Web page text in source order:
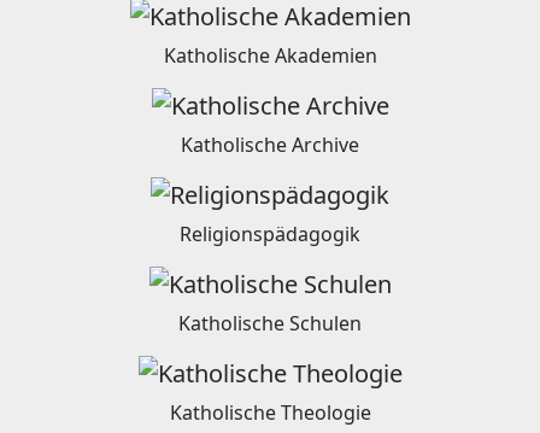
Katholische Akademien
Katholische Archive
Religionspädagogik
Katholische Schulen
Katholische Theologie